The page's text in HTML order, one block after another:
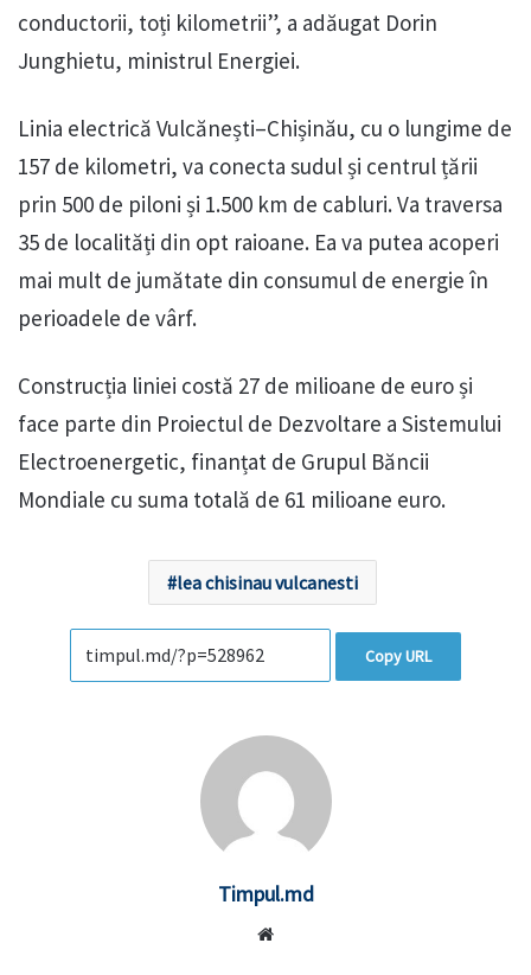
conductorii, toți kilometrii”, a adăugat Dorin
Junghietu, ministrul Energiei.
Linia electrică Vulcănești–Chișinău, cu o lungime de
157 de kilometri, va conecta sudul și centrul țării
prin 500 de piloni și 1.500 km de cabluri. Va traversa
35 de localități din opt raioane. Ea va putea acoperi
mai mult de jumătate din consumul de energie în
perioadele de vârf.
Construcția liniei costă 27 de milioane de euro și
face parte din Proiectul de Dezvoltare a Sistemului
Electroenergetic, finanțat de Grupul Băncii
Mondiale cu suma totală de 61 milioane euro.
lea chisinau vulcanesti
Copy URL
Timpul.md